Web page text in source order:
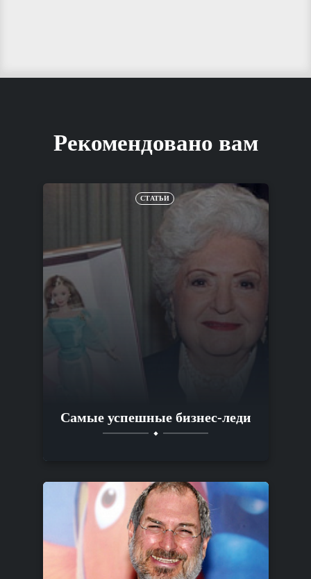
Рекомендовано вам
СТАТЬИ
Самые успешные бизнес-леди